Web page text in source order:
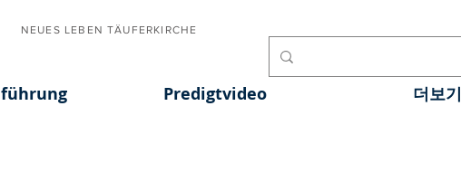
NEUES LEBEN TÄUFERKIRCHE
Predigtvideo 더보기